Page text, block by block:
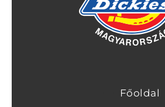
Főoldal